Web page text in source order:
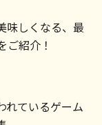
味しくなる、最
ご紹介！
れているゲーム